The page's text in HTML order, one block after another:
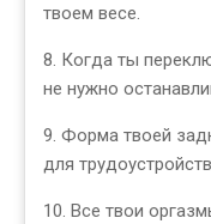
твоем весе.
8. Когда ты
не нужно
9. Форма твоей
для
10. Все твои